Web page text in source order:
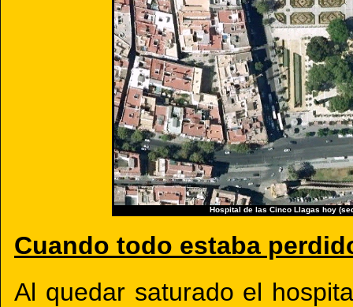
Hospital de las Cinco Llagas hoy
Cuando todo estaba
Al quedar saturado el